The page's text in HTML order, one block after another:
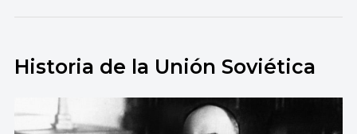
Historia de la Unión Soviética